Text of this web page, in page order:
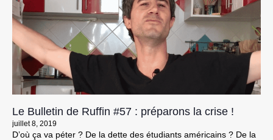
Le Bulletin de Ruffin #57 : préparons la crise !
juillet 8, 2019
D’où ça va péter ? De la dette des étudiants américains ? De la